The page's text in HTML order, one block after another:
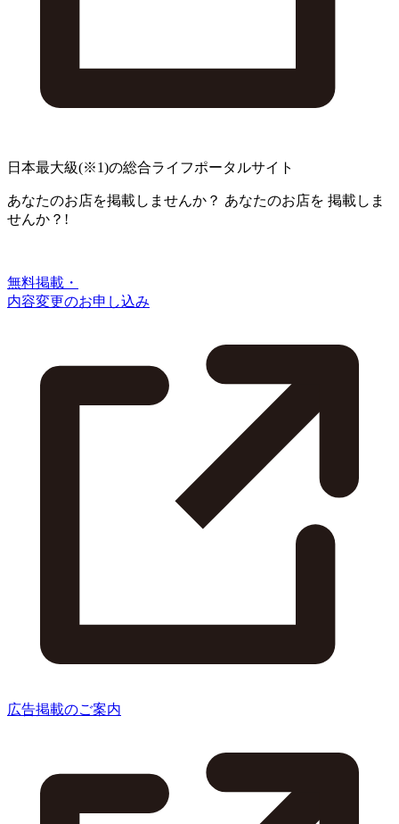
日本最大級(※1)の総合ライフポータルサイト
あなたのお店を掲載しませんか？ あなたのお店を 掲載しま
せんか？!
無料掲載・
内容変更のお申し込み
広告掲載のご案内